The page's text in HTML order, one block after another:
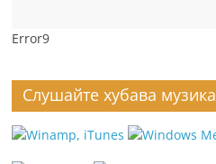
Error9
Слушайте хубава музика